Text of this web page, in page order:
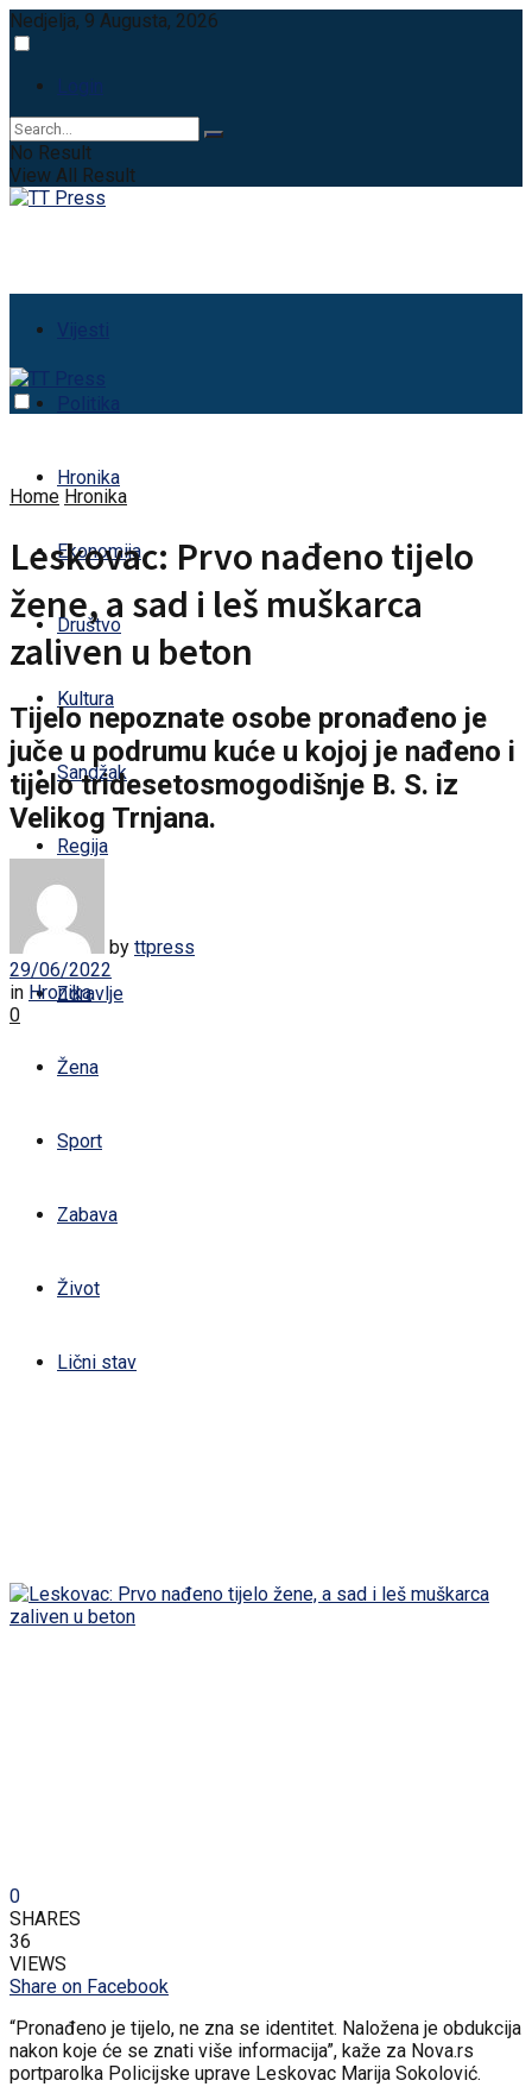
Nedjelja, 9 Augusta, 2026
Login
No Result
View All Result
Vijesti
Politika
Hronika
Ekonomija
Društvo
Kultura
Sandžak
Regija
Svijet
Zdravlje
Žena
Sport
Zabava
Život
Lični stav
Home Hronika
Leskovac: Prvo nađeno tijelo
žene, a sad i leš muškarca
zaliven u beton
Tijelo nepoznate osobe pronađeno je
juče u podrumu kuće u kojoj je nađeno i
tijelo tridesetosmogodišnje B. S. iz
Velikog Trnjana.
by ttpress
29/06/2022
in Hronika
0
0
SHARES
36
VIEWS
Share on Facebook
“Pronađeno je tijelo, ne zna se identitet. Naložena je obdukcija
nakon koje će se znati više informacija”, kaže za Nova.rs
portparolka Policijske uprave Leskovac Marija Sokolović.